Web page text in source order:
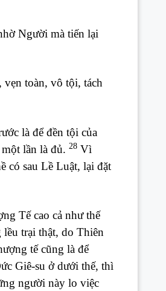
Người mà tiến lại
toàn, vô tội, tách
là để đền tội của
lần là đủ. 28Vì
có sau Lề Luật, lại đặt
Tế cao cả như thế
trại thật, do Thiên
tế cũng là để
Giê-su ở dưới thế, thì
người này lo việc